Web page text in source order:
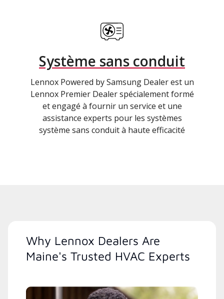
Système sans conduit
Lennox Powered by Samsung Dealer est un
Lennox Premier Dealer spécialement formé
et engagé à fournir un service et une
assistance experts pour les systèmes
système sans conduit à haute efficacité
Why Lennox Dealers Are
Maine's Trusted HVAC Experts